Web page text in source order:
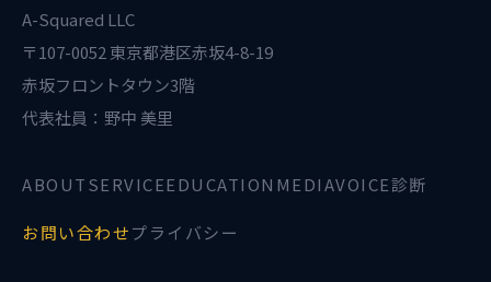
A-Squared LLC
〒107-0052 東京都港区赤坂4-8-19
赤坂フロントタウン3階
代表社員：野中 美里
ABOUTSERVICEEDUCATION MEDIAVOICE診断
お問い合わせプライバシー